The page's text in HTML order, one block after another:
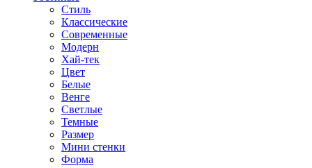
Стиль
Классические
Современные
Модерн
Хай-тек
Цвет
Белые
Венге
Светлые
Темные
Размер
Мини стенки
Форма